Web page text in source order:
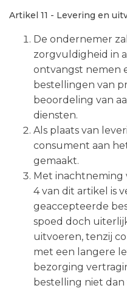
Artikel 11 - Levering en
De ondernemer
zorgvuldigheid in
ontvangst nemen
bestellingen van
beoordeling van
diensten.
Als plaats van
consument aan
gemaakt.
Met inachtneming
4 van dit artikel is
geaccepteerde
spoed doch
uitvoeren, tenzij
met een langere
bezorging
bestelling niet